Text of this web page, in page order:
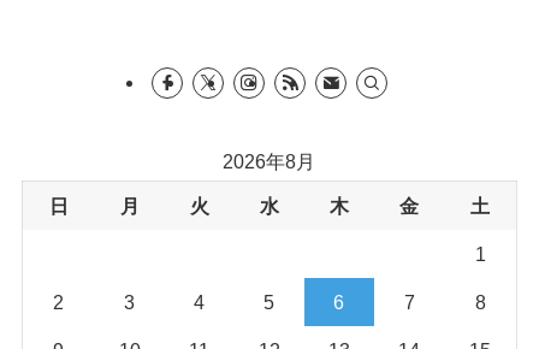
2026年8月
日 月 火 水 木 金 土
1
2 3 4 5 6 7 8